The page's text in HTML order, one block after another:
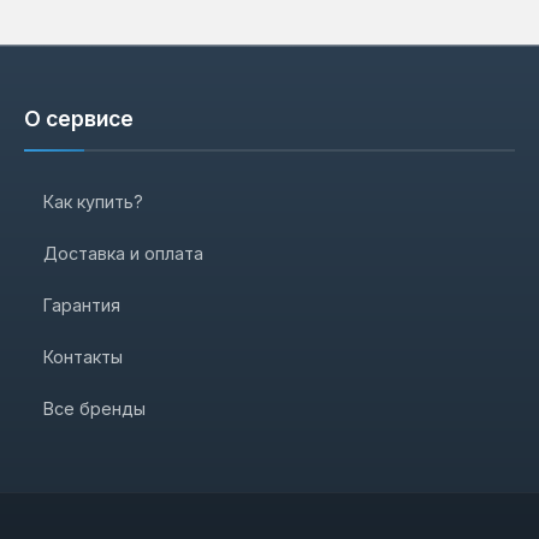
О сервисе
Как купить?
Доставка и оплата
Гарантия
Контакты
Все бренды